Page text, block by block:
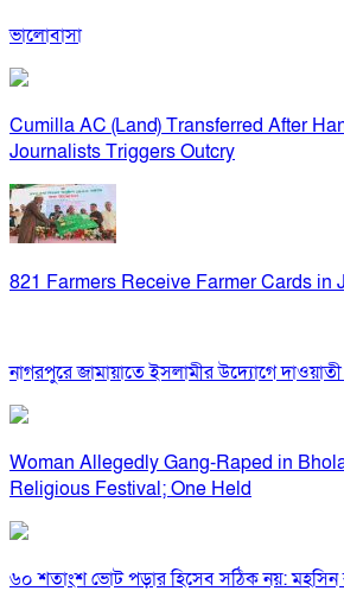
ভালোবাসা
Cumilla AC (Land) Transferred After
Journalists Triggers Outcry
821 Farmers Receive Farmer Cards in
নাগরপুরে জামায়াতে ইসলামীর উদ্যোগে
Woman Allegedly Gang-Raped in
Religious Festival; One Held
৬০ শতাংশ ভোট পড়ার হিসেব সঠিক নয়: মহসিন